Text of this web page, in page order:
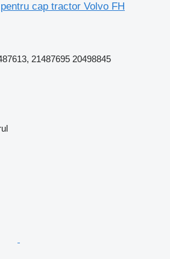
cap tractor Volvo FH
21487695 20498845